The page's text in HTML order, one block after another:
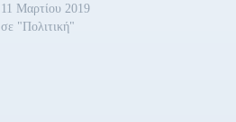
11 Μαρτίου 2019
σε "Πολιτική"